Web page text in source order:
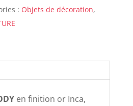
: Objets de décoration,
en finition or Inca,